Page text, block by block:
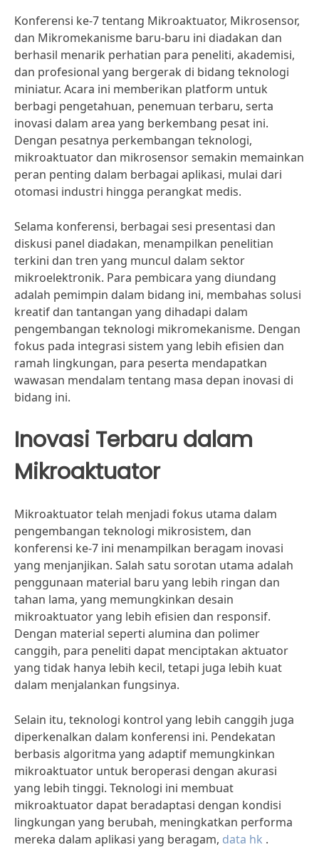
Konferensi ke-7 tentang Mikroaktuator, Mikrosensor,
dan Mikromekanisme baru-baru ini diadakan dan
berhasil menarik perhatian para peneliti, akademisi,
dan profesional yang bergerak di bidang teknologi
miniatur. Acara ini memberikan platform untuk
berbagi pengetahuan, penemuan terbaru, serta
inovasi dalam area yang berkembang pesat ini.
Dengan pesatnya perkembangan teknologi,
mikroaktuator dan mikrosensor semakin memainkan
peran penting dalam berbagai aplikasi, mulai dari
otomasi industri hingga perangkat medis.
Selama konferensi, berbagai sesi presentasi dan
diskusi panel diadakan, menampilkan penelitian
terkini dan tren yang muncul dalam sektor
mikroelektronik. Para pembicara yang diundang
adalah pemimpin dalam bidang ini, membahas solusi
kreatif dan tantangan yang dihadapi dalam
pengembangan teknologi mikromekanisme. Dengan
fokus pada integrasi sistem yang lebih efisien dan
ramah lingkungan, para peserta mendapatkan
wawasan mendalam tentang masa depan inovasi di
bidang ini.
Inovasi Terbaru dalam
Mikroaktuator
Mikroaktuator telah menjadi fokus utama dalam
pengembangan teknologi mikrosistem, dan
konferensi ke-7 ini menampilkan beragam inovasi
yang menjanjikan. Salah satu sorotan utama adalah
penggunaan material baru yang lebih ringan dan
tahan lama, yang memungkinkan desain
mikroaktuator yang lebih efisien dan responsif.
Dengan material seperti alumina dan polimer
canggih, para peneliti dapat menciptakan aktuator
yang tidak hanya lebih kecil, tetapi juga lebih kuat
dalam menjalankan fungsinya.
Selain itu, teknologi kontrol yang lebih canggih juga
diperkenalkan dalam konferensi ini. Pendekatan
berbasis algoritma yang adaptif memungkinkan
mikroaktuator untuk beroperasi dengan akurasi
yang lebih tinggi. Teknologi ini membuat
mikroaktuator dapat beradaptasi dengan kondisi
lingkungan yang berubah, meningkatkan performa
mereka dalam aplikasi yang beragam, data hk .